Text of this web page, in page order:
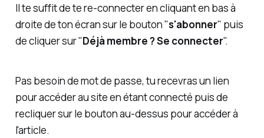
Il te suffit de te re-connecter en cliquant en bas à
droite de ton écran sur le bouton "s'abonner" puis
de cliquer sur "Déjà membre ? Se connecter".
Pas besoin de mot de passe, tu recevras un lien
pour accéder au site en étant connecté puis de
recliquer sur le bouton au-dessus pour accéder à
l'article.